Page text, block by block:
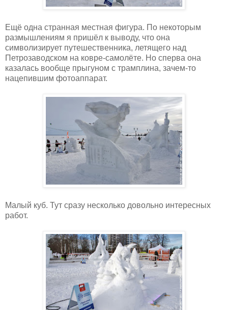
Ещё одна странная местная фигура. По некоторым
размышлениям я пришёл к выводу, что она
символизирует путешественника, летящего над
Петрозаводском на ковре-самолёте. Но сперва она
казалась вообще прыгуном с трамплина, зачем-то
нацепившим фотоаппарат.
Малый куб. Тут сразу несколько довольно интересных
работ.